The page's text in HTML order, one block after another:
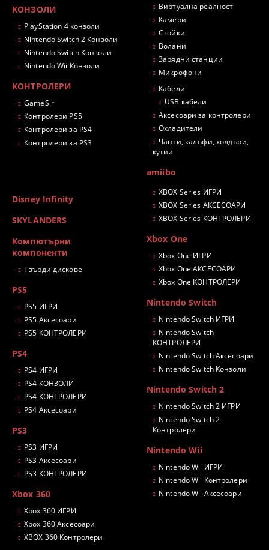
КОНЗОЛИ
PlayStation 4 конзоли
Nintendo Switch 2 Конзоли
Nintendo Switch Конзоли
Nintendo Wii Конзоли
КОНТРОЛЕРИ
GameSir
Контролери PS5
Контролери за PS4
Контролери за PS3
Виртуална реалност
Камери
Стойки
Волани
Зарядни станции
Микрофони
Кабели
USB кабели
Аксесоари за контролери
Охладители
Чанти, калъфи, холдъри,
кутии
amiibo
Disney Infinity
SKYLANDERS
Компютърни
компоненти
Твърди дискове
PS5
PS5 ИГРИ
PS5 Аксесоари
PS5 КОНТРОЛЕРИ
PS4
PS4 ИГРИ
PS4 КОНЗОЛИ
PS4 КОНТРОЛЕРИ
PS4 Аксесоари
PS3
PS3 ИГРИ
PS3 Аксесоари
PS3 КОНТРОЛЕРИ
Xbox 360
Xbox 360 ИГРИ
Xbox 360 Аксесоари
XBOX 360 Контролери
XBOX Series ИГРИ
XBOX Series АКСЕСОАРИ
XBOX Series КОНТРОЛЕРИ
Xbox One
Xbox One ИГРИ
Xbox One АКСЕСОАРИ
Xbox One КОНТРОЛЕРИ
Nintendo Switch
Nintendo Switch ИГРИ
Nintendo Switch
КОНТРОЛЕРИ
Nintendo Switch Аксесоари
Nintendo Switch Конзоли
Nintendo Switch 2
Nintendo Switch 2 ИГРИ
Nintendo Switch 2
Контролери
Nintendo Wii
Nintendo Wii ИГРИ
Nintendo Wii Контролери
Nintendo Wii Аксесоари